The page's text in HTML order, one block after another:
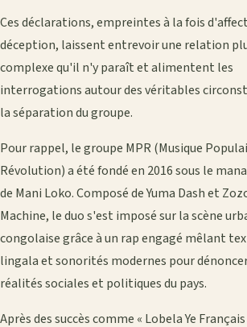
Ces déclarations, empreintes à la fois
déception, laissent entrevoir une relation
complexe qu'il n'y paraît et alimentent les
interrogations autour des véritables
la séparation du groupe.
Pour rappel, le groupe MPR (Musique
Révolution) a été fondé en 2016 sous le
de Mani Loko. Composé de Yuma Dash et
Machine, le duo s'est imposé sur la scène
congolaise grâce à un rap engagé mêlant
lingala et sonorités modernes pour
réalités sociales et politiques du pays.
Après des succès comme « Lobela Ye Français